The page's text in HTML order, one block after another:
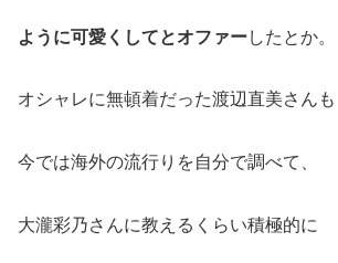
ように可愛くしてとオファーしたとか。
オシャレに無頓着だった渡辺直美さんも
今では海外の流行りを自分で調べて、
大瀧彩乃さんに教えるくらい積極的に